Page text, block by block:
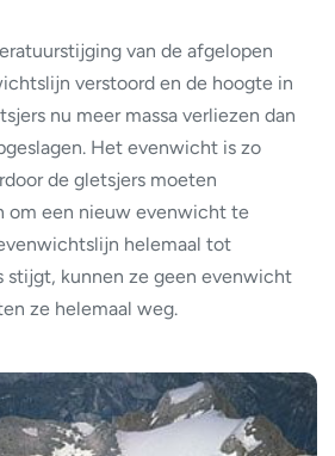
van de afgelopen
verstoord en de hoogte in
nu meer massa verliezen dan
Het evenwicht is zo
de gletsjers moeten
om een nieuw evenwicht te
helemaal tot
stijgt, kunnen ze geen evenwicht
ze helemaal weg.